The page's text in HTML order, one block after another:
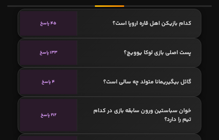
کدام بازیکن اهل قاره اروپا است؟ 45 پاسخ
پست اصلی بازی لوکا یوویچ؟ 133 پاسخ
گائل بیگیریمانا متولد چه سالی است؟ 4 پاسخ
خوان سباستین ورون سابقه بازی در کدام
تیم را دارد؟
212 پاسخ